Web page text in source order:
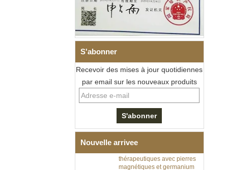
S'abonner
Recevoir des mises à jour quotidiennes
par email sur les nouveaux produits
Nouvelle arrivee
Bracelet à maillons I en acier
céramique de zircone noire
pour hommes, fermoir
316L, bracelet à maillons
thérapeutiques avec pierres
magnétiques et germanium
intégrées